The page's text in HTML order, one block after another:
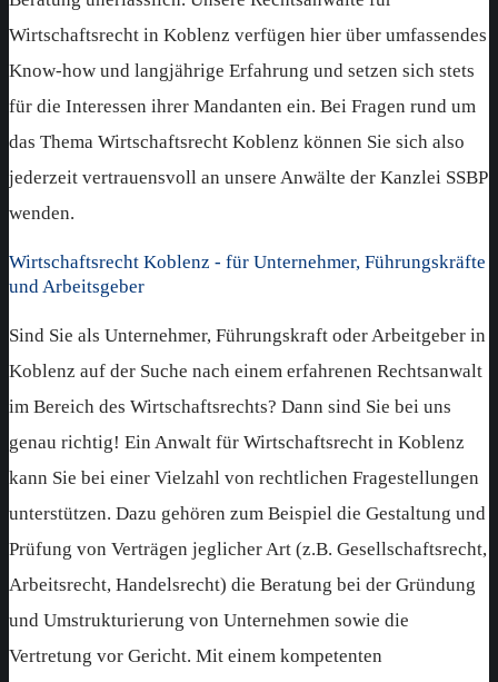
Wirtschaftsrecht in Koblenz verfügen hier über umfassendes
Know-how und langjährige Erfahrung und setzen sich stets
für die Interessen ihrer Mandanten ein. Bei Fragen rund um
das Thema Wirtschaftsrecht Koblenz können Sie sich also
jederzeit vertrauensvoll an unsere Anwälte der Kanzlei SSBP
wenden.
Wirtschaftsrecht Koblenz - für Unternehmer, Führungskräfte
und Arbeitsgeber
Sind Sie als Unternehmer, Führungskraft oder Arbeitgeber in
Koblenz auf der Suche nach einem erfahrenen Rechtsanwalt
im Bereich des Wirtschaftsrechts? Dann sind Sie bei uns
genau richtig! Ein Anwalt für Wirtschaftsrecht in Koblenz
kann Sie bei einer Vielzahl von rechtlichen Fragestellungen
unterstützen. Dazu gehören zum Beispiel die Gestaltung und
Prüfung von Verträgen jeglicher Art (z.B. Gesellschaftsrecht,
Arbeitsrecht, Handelsrecht) die Beratung bei der Gründung
und Umstrukturierung von Unternehmen sowie die
Vertretung vor Gericht. Mit einem kompetenten